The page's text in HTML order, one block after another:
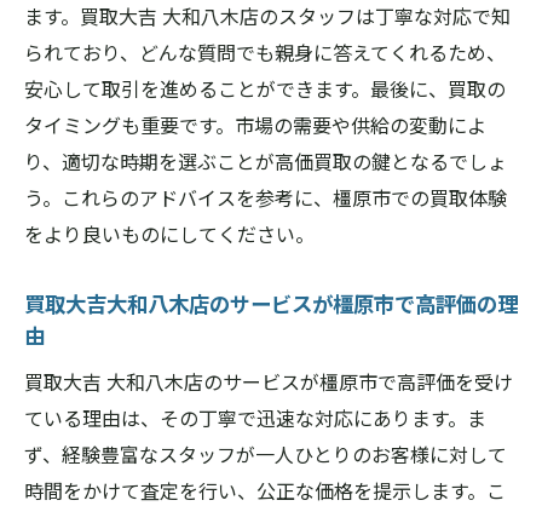
高価買取の理由とその背景
橿原市での公正な価格提供の実績
買取大吉大和八木店の価格設定のポリシー
奈良県橿原市での買取は買取大吉大和八木店に
お任せ
橿原市での安心の買取サービス
地域特性を活かした買取サービス
橿原市での買取利用者の声
買取大吉大和八木店へのアクセスと営業時
間
ます。買取大吉 大和八木店のスタッフは丁寧な対応で知
られており、どんな質問でも親身に答えてくれるため、
安心して取引を進めることができます。最後に、買取の
タイミングも重要です。市場の需要や供給の変動によ
り、適切な時期を選ぶことが高価買取の鍵となるでしょ
う。これらのアドバイスを参考に、橿原市での買取体験
をより良いものにしてください。
買取大吉大和八木店のサービスが橿原市で高評価の理
由
買取大吉 大和八木店のサービスが橿原市で高評価を受け
ている理由は、その丁寧で迅速な対応にあります。ま
ず、経験豊富なスタッフが一人ひとりのお客様に対して
時間をかけて査定を行い、公正な価格を提示します。こ